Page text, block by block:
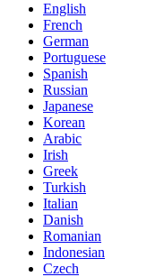
English
French
German
Portuguese
Spanish
Russian
Japanese
Korean
Arabic
Irish
Greek
Turkish
Italian
Danish
Romanian
Indonesian
Czech